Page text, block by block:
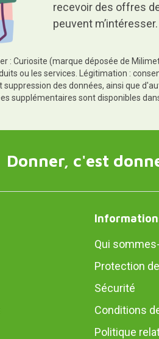
recevoir des offres
peuvent m’intéresser.
: Curiosite (marque déposée de
ou les services. Légitimation :
suppression des données, ainsi que
supplémentaires sont disponibles
Donner, c'est
Qui
Protection
Sécurité
Conditions
Politique